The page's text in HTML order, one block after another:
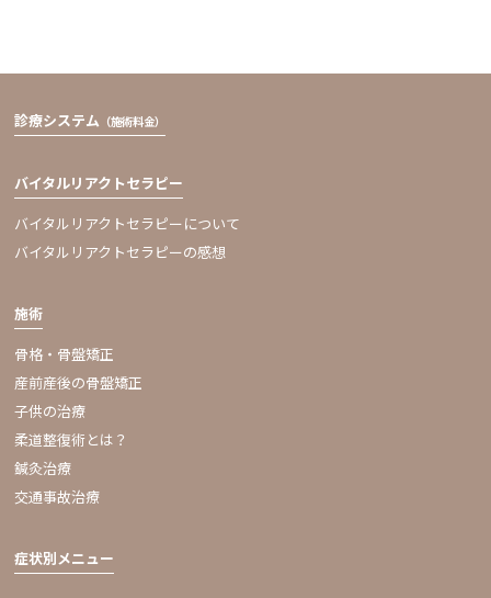
診療システム （施術料金）
バイタルリアクトセラピー
バイタルリアクトセラピーについて
バイタルリアクトセラピーの感想
施術
骨格・骨盤矯正
産前産後の骨盤矯正
子供の治療
柔道整復術とは？
鍼灸治療
交通事故治療
症状別メニュー